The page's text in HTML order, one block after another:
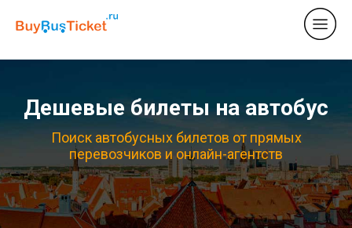
Дешевые билеты на автобус
Поиск автобусных билетов от прямых
перевозчиков и онлайн-агентств